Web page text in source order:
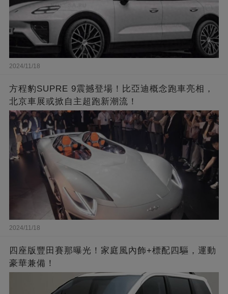
2024/11/18
方程豹SUPRE 9震撼登場！比亞迪概念跑車亮相，
北京車展或掀自主超跑新潮流！
2024/11/18
四座版豐田賽那曝光！家庭風內飾+標配四驅，運動
豪華兼備！